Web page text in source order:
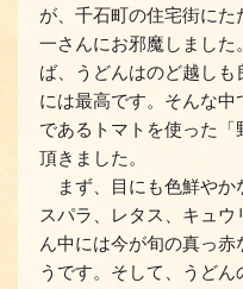
が、千石町の住宅街に
一さんにお邪魔しまし
ば、うどんはのど越し
には最高です。そんな
であるトマトを使った
頂きました。
まず、目にも色鮮やか
スパラ、レタス、キュ
ん中には今が旬の真っ
うです。そして、うど